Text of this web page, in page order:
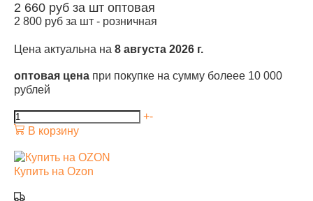
2 660 руб за шт оптовая
2 800 руб за шт - розничная
Цена актуальна на 8 августа 2026 г.
оптовая цена при покупке на сумму болеее 10 000
рублей
+-
В корзину
Купить на Ozon